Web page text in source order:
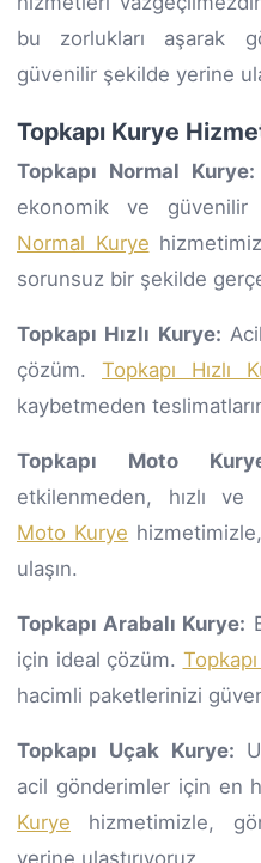
bu zorlukları aşarak
güvenilir şekilde yerine
Topkapı Kurye
Topkapı Normal Kurye:
ekonomik ve güvenilir
Normal Kurye
sorunsuz bir şekilde
Topkapı Hızlı Kurye:
çözüm. Topkapı Hızlı
kaybetmeden
Topkapı Moto
etkilenmeden, hızlı
Moto Kurye
ulaşın.
Topkapı Arabalı Kurye:
için ideal çözüm.
hacimli paketlerinizi
Topkapı Uçak Kurye:
acil gönderimler için en
Kurye hizmetimizle,
yerine ulaştırıyoruz.